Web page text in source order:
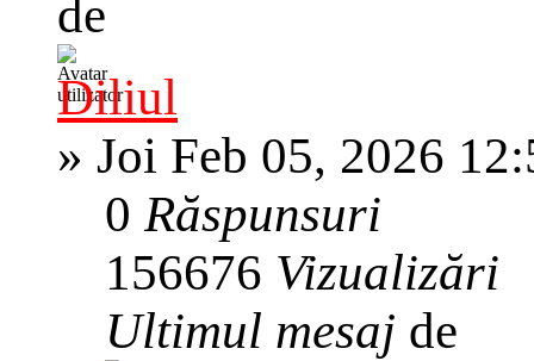
de
Diliul
» Joi Feb 05, 2026
0Răspunsuri
156676 Vizualizări
Ultimul mesaj de